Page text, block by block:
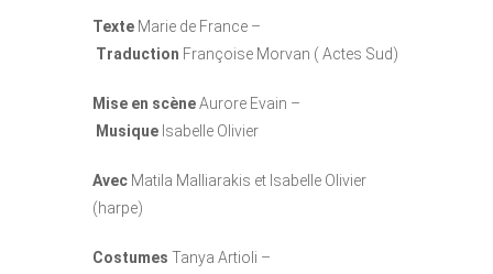
Texte Marie de France –
Traduction Françoise Morvan ( Actes Sud)
Mise en scèneAurore Evain –
Musique Isabelle Olivier
Avec Matila Malliarakis et Isabelle Olivier
(harpe)
Costumes Tanya Artioli –